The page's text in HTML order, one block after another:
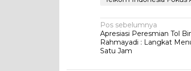
Navigasi
pos
Pos sebelumnya
Apresiasi Peresmian Tol
Rahmayadi : Langkat
Satu Jam